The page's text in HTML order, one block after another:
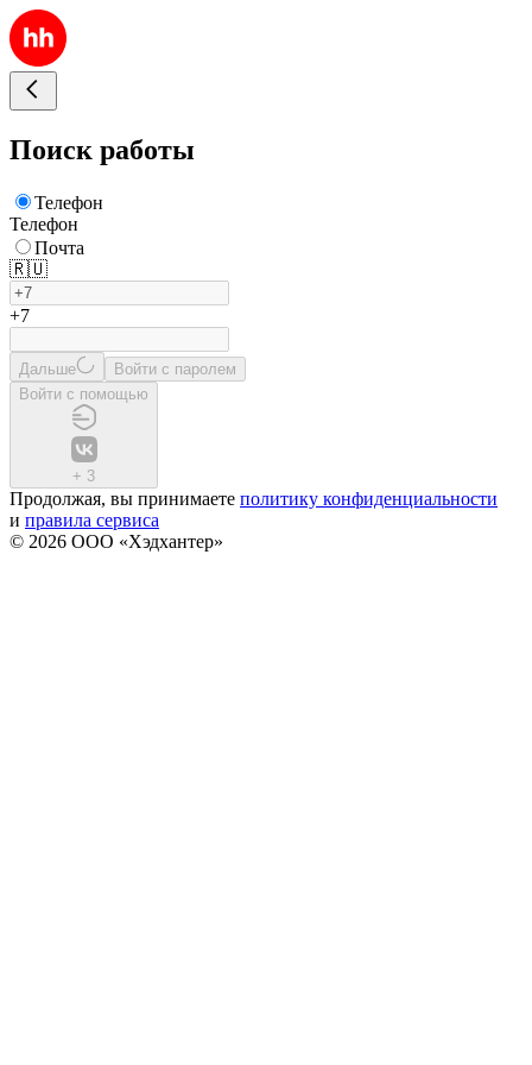
Поиск работы
Телефон
Телефон
Почта
🇷🇺
+7
Дальше
Войти с паролем
Войти с помощью
+ 3
Продолжая, вы принимаете политику конфиденциальности
и правила сервиса
© 2026 ООО «Хэдхантер»